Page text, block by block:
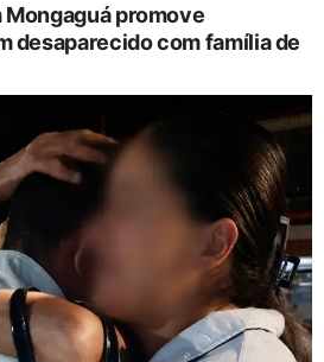
promove
desaparecido com família de